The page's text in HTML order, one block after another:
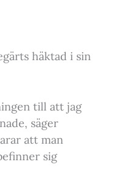
häktad i sin
till att jag
säger
att man
sig